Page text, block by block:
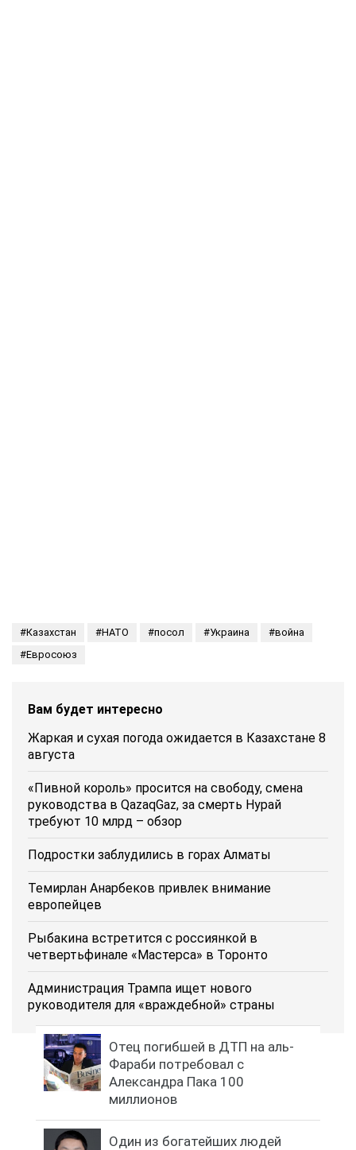
Казахстан НАТО посол Украина
война
Евросоюз
Вам будет интересно
Жаркая и сухая погода ожидается в Казахстане 8
августа
«Пивной король» просится на свободу, смена
руководства в QazaqGaz, за смерть Нурай
требуют 10 млрд – обзор
Подростки заблудились в горах Алматы
Темирлан Анарбеков привлек внимание
европейцев
Рыбакина встретится с россиянкой в
четвертьфинале «Мастерса» в Торонто
Администрация Трампа ищет нового
руководителя для «враждебной» страны
Отец погибшей в ДТП на аль-
Фараби потребовал с
Александра Пака 100
миллионов
Один из богатейших людей